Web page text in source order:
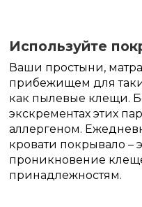
Используйте
Ваши простыни,
прибежищем для
как пылевые клещи.
экскрементах этих
аллергеном.
кровати покрывало –
проникновение
принадлежностям.